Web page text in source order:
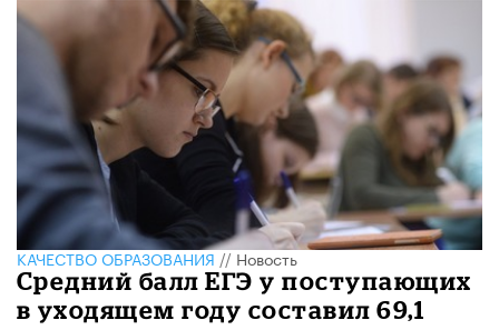
КАЧЕСТВО ОБРАЗОВАНИЯ//Новость
Средний балл ЕГЭ у поступающих
в уходящем году составил 69,1